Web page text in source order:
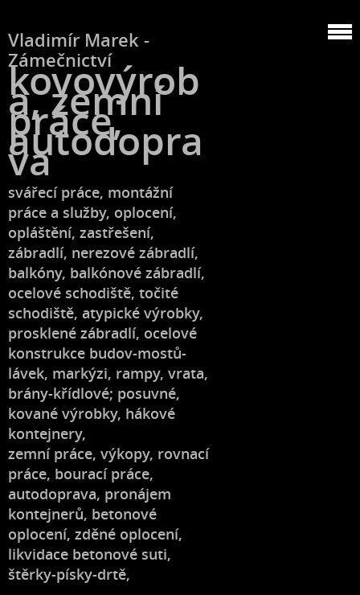
Vladimír Marek -
Zámečnictví
kovovýrob
a, zemní
práce,
autodopra
va
svářecí práce, montážní
práce a služby, oplocení,
opláštění, zastřešení,
zábradlí, nerezové zábradlí,
balkóny, balkónové zábradlí,
ocelové schodiště, točité
schodiště, atypické výrobky,
prosklené zábradlí, ocelové
konstrukce budov-mostů-
lávek, markýzi, rampy, vrata,
brány-křídlové; posuvné,
kované výrobky, hákové
kontejnery,
zemní práce, výkopy, rovnací
práce, bourací práce,
autodoprava, pronájem
kontejnerů, betonové
oplocení, zděné oplocení,
likvidace betonové suti,
štěrky-písky-drtě,